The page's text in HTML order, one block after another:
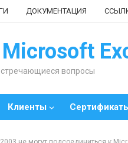
ДОКУМЕНТАЦИЯ
Microsoft
вопросы
Клиенты